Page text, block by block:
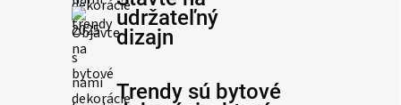
udržateľný
dizajn
Trendy sú bytové